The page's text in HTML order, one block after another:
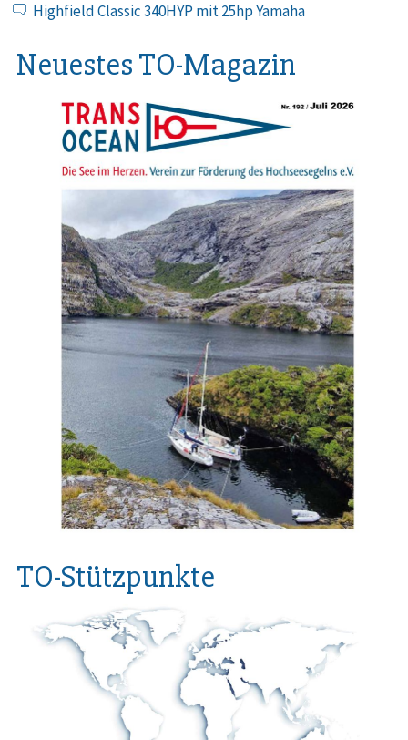
Highfield Classic 340HYP mit 25hp Yamaha
Neuestes TO-Magazin
TO-Stützpunkte